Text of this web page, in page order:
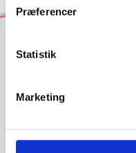
Præferencer
Statistik
Marketing